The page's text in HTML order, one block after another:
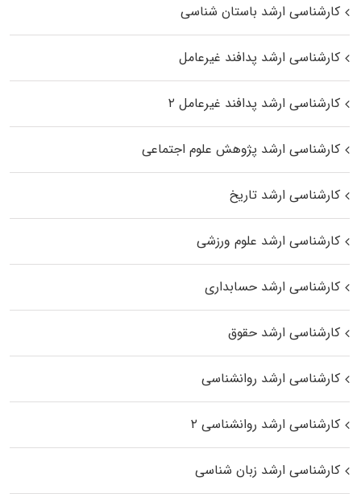
کارشناسی ارشد باستان شناسی
کارشناسی ارشد پدافند غیرعامل
کارشناسی ارشد پدافند غیرعامل ۲
کارشناسی ارشد پژوهش علوم اجتماعی
کارشناسی ارشد تاریخ
کارشناسی ارشد علوم ورزشی
کارشناسی ارشد حسابداری
کارشناسی ارشد حقوق
کارشناسی ارشد روانشناسی
کارشناسی ارشد روانشناسی ۲
کارشناسی ارشد زبان شناسی